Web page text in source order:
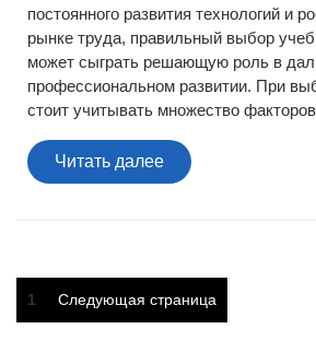
постоянного развития технологий и
рынке труда, правильный выбор
может сыграть решающую роль в
профессиональном развитии. При
стоит учитывать множество
Читать далееЧитать
далее
Пагинация
Страница
1 Следующая страница